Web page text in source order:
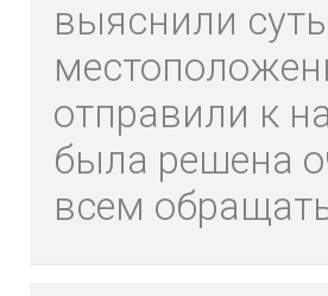
выяснили
отправили к
была решена
всем